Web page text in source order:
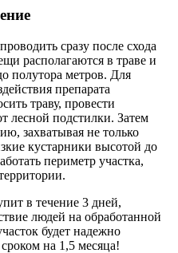
сразу после схода
располагаются в траве и
полутора метров. Для
препарата
траву, провести
лесной подстилки. Затем
захватывая не только
кустарники высотой до
периметр участка,
в течение 3 дней,
людей на обработанной
будет надежно
на 1,5 месяца!